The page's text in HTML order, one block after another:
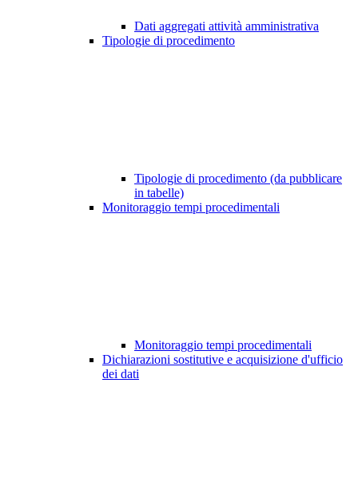
Dati aggregati attività amministrativa
Tipologie di procedimento
Tipologie di procedimento (da pubblicare
in tabelle)
Monitoraggio tempi procedimentali
Monitoraggio tempi procedimentali
Dichiarazioni sostitutive e acquisizione d'ufficio
dei dati